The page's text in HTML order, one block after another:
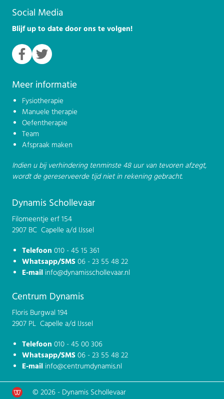
Social Media
Blijf up to date door ons te volgen!
Meer informatie
Fysiotherapie
Manuele therapie
Oefentherapie
Team
Afspraak maken
Indien u bij verhindering tenminste 48 uur van tevoren afzegt,
wordt de gereserveerde tijd niet in rekening gebracht.
Dynamis Schollevaar
Filomeentje erf 154
2907 BC Capelle a/d IJssel
Telefoon 010 - 45 15 361
Whatsapp/SMS06 - 23 55 48 22
E-mail info@dynamisschollevaar.nl
Centrum Dynamis
Floris Burgwal 194
2907 PL Capelle a/d IJssel
Telefoon 010 - 45 00 306
Whatsapp/SMS06 - 23 55 48 22
E-mail info@centrumdynamis.nl
© 2026 - Dynamis Schollevaar